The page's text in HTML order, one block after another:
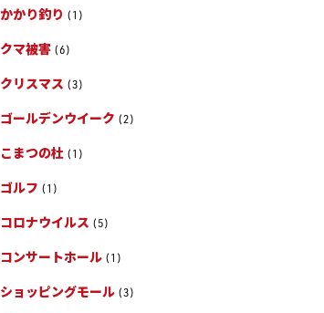
かかり釣り (1)
クマ被害 (6)
クリスマス (3)
ゴールデンウイーク (2)
こまつの杜 (1)
ゴルフ (1)
コロナウイルス (5)
コンサートホール (1)
ショッピングモール (3)